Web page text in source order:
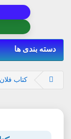
دسته بندی ها
کتاب